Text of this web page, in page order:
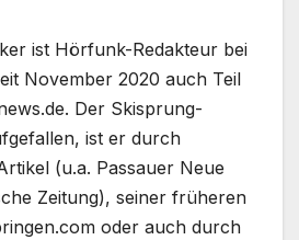
ist Hörfunk-Redakteur bei
November 2020 auch Teil
Der Skisprung-
ist er durch
(u.a. Passauer Neue
Zeitung), seiner früheren
oder auch durch